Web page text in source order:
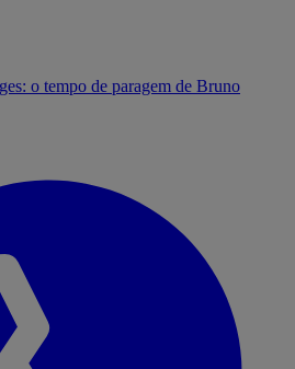
o tempo de paragem de Bruno